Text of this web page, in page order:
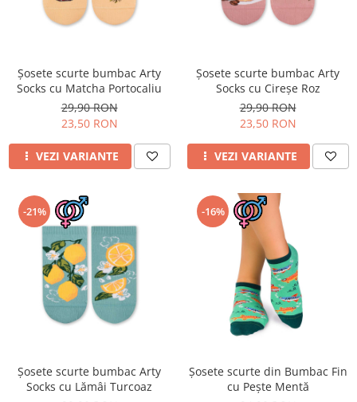
Șosete scurte bumbac Arty
Socks cu Matcha Portocaliu
29,90 RON
23,50 RON
VEZI VARIANTE
Șosete scurte bumbac Arty
Socks cu Cireșe Roz
29,90 RON
23,50 RON
VEZI VARIANTE
-21%
Șosete scurte bumbac Arty
Socks cu Lămâi Turcoaz
-16%
Șosete scurte din Bumbac Fin
cu Pește Mentă